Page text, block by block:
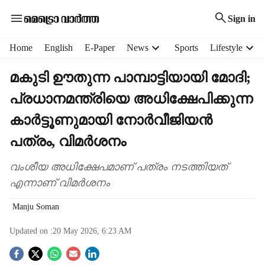
Sign in
Home English E-Paper News Sports Lifestyle
മകുടി ഊതുന്ന പാമ്പാട്ടിയായി മോദി;
പ്രധാനമന്ത്രിയെ അധിക്ഷേപിക്കുന്ന
കാർട്ടൂണുമായി നോർവീജിയൻ
പത്രം, വിമർശനം
വംശീയ അധിക്ഷേപമാണ് പത്രം നടത്തിയത്
എന്നാണ് വിമർശനം
Manju Soman
Updated on :20 May 2026, 6:23 AM
S